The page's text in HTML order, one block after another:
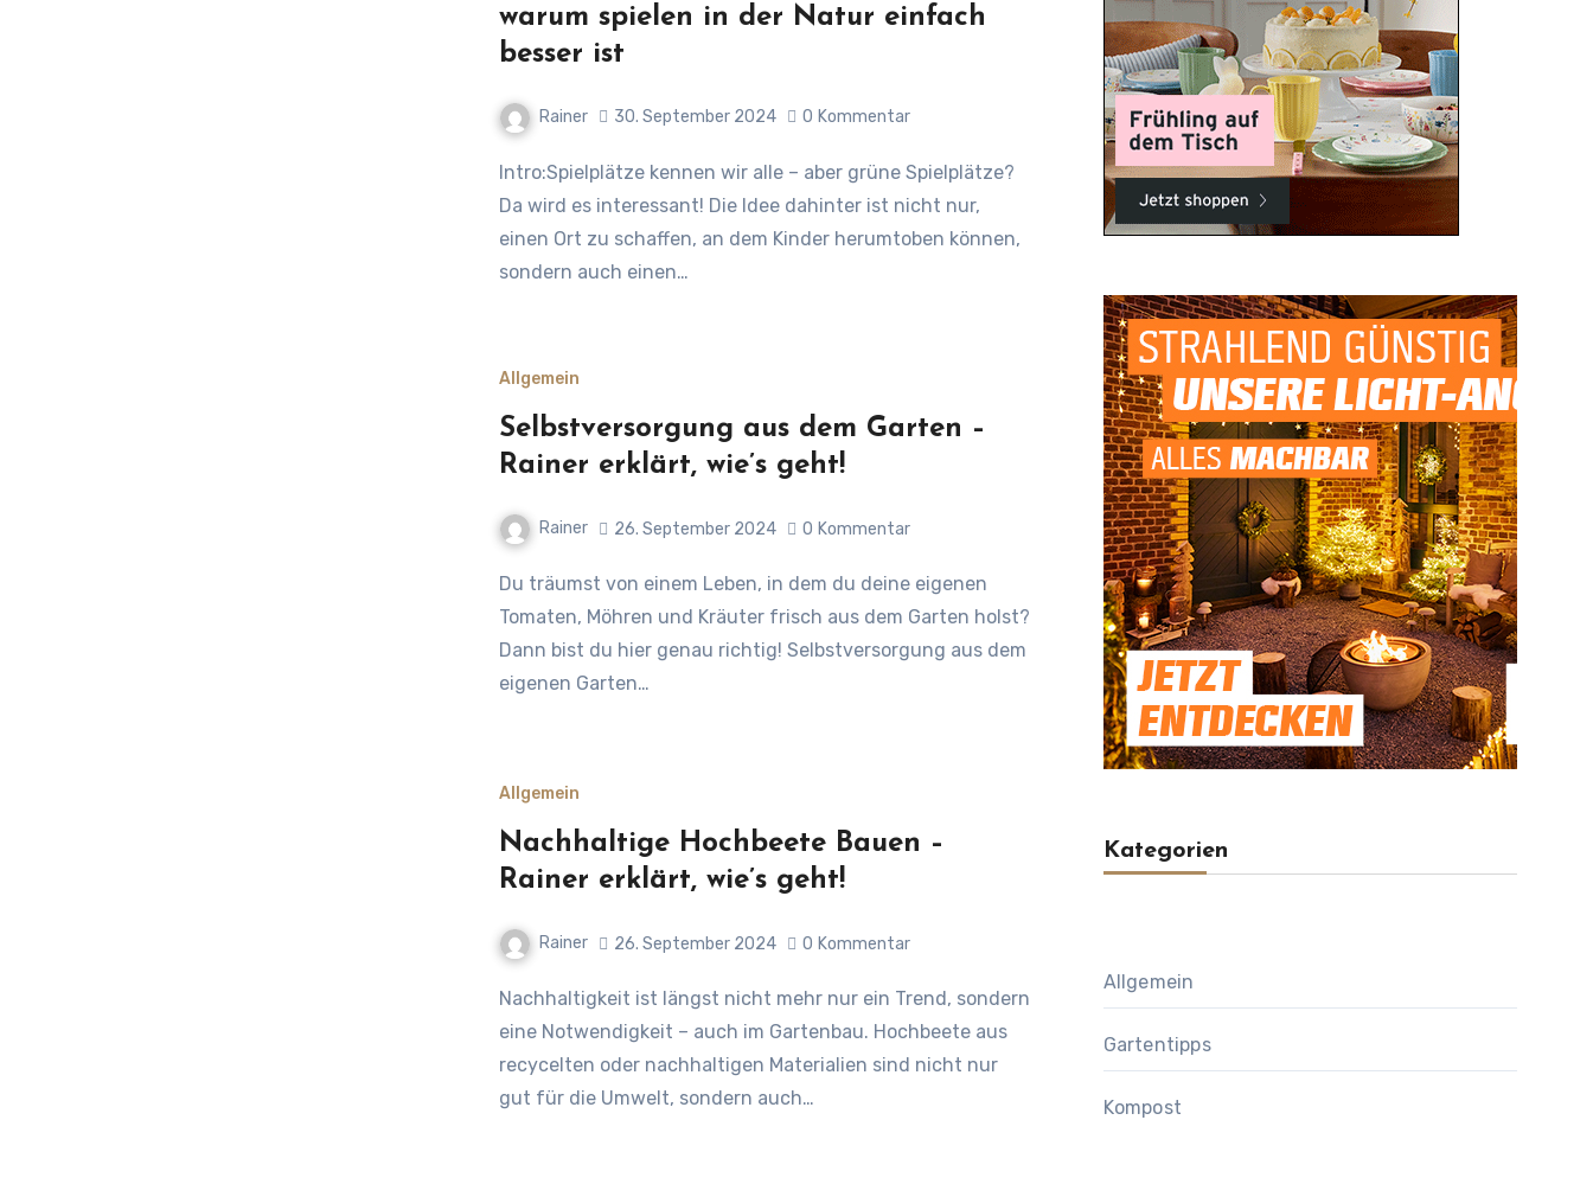
warum spielen in der Natur einfach
besser ist
Rainer 30. September 2024 0 Kommentar
Intro:Spielplätze kennen wir alle – aber grüne Spielplätze?
Da wird es interessant! Die Idee dahinter ist nicht nur,
einen Ort zu schaffen, an dem Kinder herumtoben können,
sondern auch einen…
Allgemein
Selbstversorgung aus dem Garten –
Rainer erklärt, wie’s geht!
Rainer 26. September 2024 0 Kommentar
Du träumst von einem Leben, in dem du deine eigenen
Tomaten, Möhren und Kräuter frisch aus dem Garten holst?
Dann bist du hier genau richtig! Selbstversorgung aus dem
eigenen Garten…
Allgemein
Nachhaltige Hochbeete Bauen –
Rainer erklärt, wie’s geht!
Rainer 26. September 2024 0 Kommentar
Nachhaltigkeit ist längst nicht mehr nur ein Trend, sondern
eine Notwendigkeit – auch im Gartenbau. Hochbeete aus
recycelten oder nachhaltigen Materialien sind nicht nur
gut für die Umwelt, sondern auch…
Kategorien
Allgemein
Gartentipps
Kompost